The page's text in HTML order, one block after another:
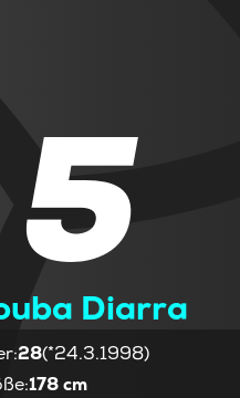
5Diarra
:28(*24.3.1998)
:178 cm